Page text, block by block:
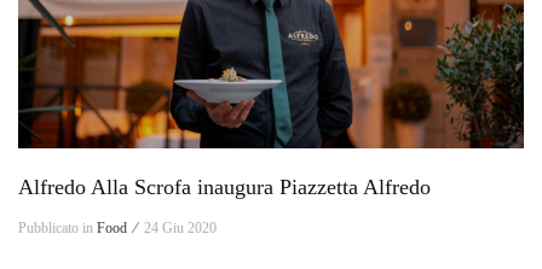
Alfredo Alla Scrofa inaugura Piazzetta Alfredo
Pubblicato in Food ⁄ 24 Giu 2020